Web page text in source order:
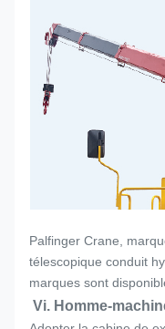
Palfinger Crane,
télescopique conduit
marques sont
Vi. Homme-